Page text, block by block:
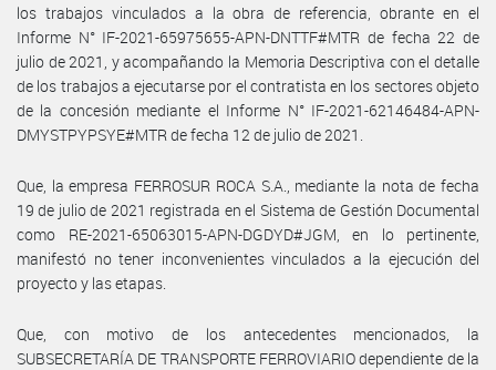
los trabajos vinculados a la obra de referencia, obrante en el
Informe N° IF-2021-65975655-APN-DNTTF#MTR de fecha 22 de
julio de 2021, y acompañando la Memoria Descriptiva con el detalle
de los trabajos a ejecutarse por el contratista en los sectores objeto
de la concesión mediante el Informe N° IF-2021-62146484-APN-
DMYSTPYPSYE#MTR de fecha 12 de julio de 2021.
Que, la empresa FERROSUR ROCA S.A., mediante la nota de fecha
19 de julio de 2021 registrada en el Sistema de Gestión Documental
como RE-2021-65063015-APN-DGDYD#JGM, en lo pertinente,
manifestó no tener inconvenientes vinculados a la ejecución del
proyecto y las etapas.
Que, con motivo de los antecedentes mencionados, la
SUBSECRETARÍA DE TRANSPORTE FERROVIARIO dependiente de la